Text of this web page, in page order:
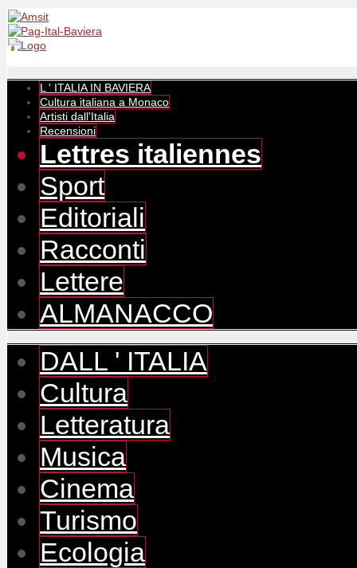
L ' ITALIA IN BAVIERA
Cultura italiana a Monaco
Artisti dall'Italia
Recensioni
Lettres italiennes
Sport
Editoriali
Racconti
Lettere
ALMANACCO
DALL ' ITALIA
Cultura
Letteratura
Musica
Cinema
Turismo
Ecologia